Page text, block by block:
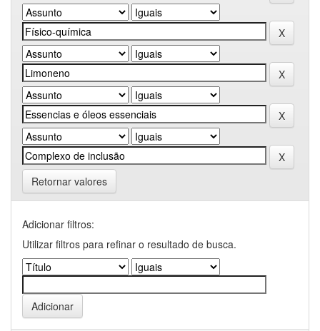
Retornar valores
Adicionar filtros:
Utilizar filtros para refinar o resultado de busca.